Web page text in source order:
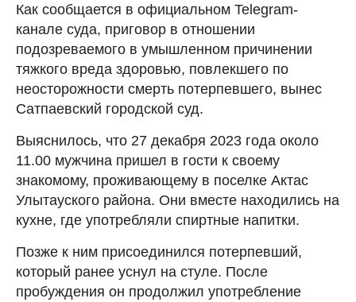
Как сообщается в официальном Telegram-
канале суда, приговор в отношении
подозреваемого в умышленном причинении
тяжкого вреда здоровью, повлекшего по
неосторожности смерть потерпевшего, вынес
Сатпаевский городской суд.
Выяснилось, что 27 декабря 2023 года около
11.00 мужчина пришел в гости к своему
знакомому, проживающему в поселке Актас
Улытауского района. Они вместе находились на
кухне, где употребляли спиртные напитки.
Позже к ним присоединился потерпевший,
который ранее уснул на стуле. После
пробуждения он продолжил употребление